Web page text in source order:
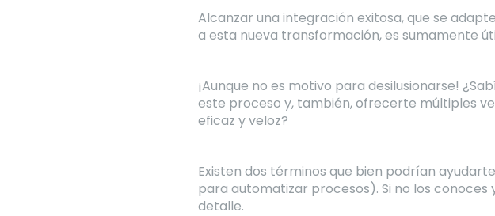
Alcanzar una integración exitosa, que se
a esta nueva transformación, es sumamente
¡Aunque no es motivo para desilusionarse!
este proceso y, también, ofrecerte múltiples
eficaz y veloz?
Existen dos términos que bien podrían
para automatizar procesos). Si no los
detalle.